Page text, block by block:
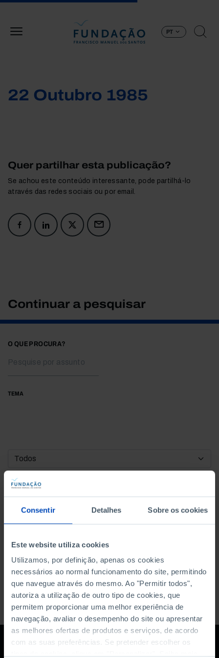
Consentir Detalhes Sobre os cookies
Este website utiliza cookies
Utilizamos, por definição, apenas os cookies
necessários ao normal funcionamento do site, permitindo
que navegue através do mesmo. Ao "Permitir todos",
autoriza a utilização de outro tipo de cookies, que
permitem proporcionar uma melhor experiência de
navegação, avaliar o desempenho do site ou apresentar
as melhores ofertas de produtos e serviços, de acordo
com as suas preferências. Se pretender escolher os
PT
22 Outubro 1985
Quer partilhar esta publicação?
Se achou este conteúdo interessante, pode partilhá-lo
através das redes sociais ou por email.
Continuar a pesquisar
O QUE PROCURA?
TEMA
DATA DE INÍCIO
DATA DE FIM